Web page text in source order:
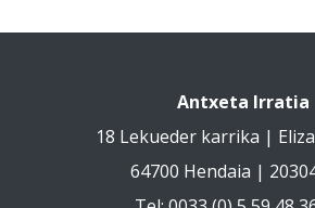
Antxeta Irratia
18 Lekueder karrika |
64700 Hendaia |